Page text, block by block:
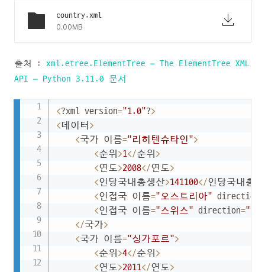
country.xml
0.00MB
출처 : xml.etree.ElementTree — The ElementTree XML
API — Python 3.11.0 문서
<?xml version="1.0"?>
<데이터 >
<국가 이름="리히텐슈타인">
<순위 >1</순위 >
<연도>2008</연도>
<인당국내총생산>141100</인당국내총
<인접국 이름="오스트리아" direction
<인접국 이름="스위스" direction="서"
</국가>
<국가 이름="싱가포르">
<순위 >4</순위 >
<연도>2011</연도>